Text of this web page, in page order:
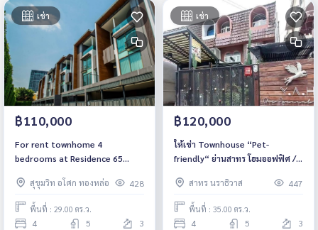
เช่า
฿110,000
For rent townhome 4
bedrooms at Residence 65
Fully furnished Ready to move
in Rental 110,000 THB./Month
สุขุมวิท อโศก ทองหล่อ 428
พื้นที่ : 29.00 ตร.ว.
4 5 3
เช่า
฿120,000
ให้เช่า Townhouse “Pet-
friendly“ ย่านสาทร โฮมออฟฟิศ /
4ห้องนอน 5ห้องน้ำ
สาทร นราธิวาส 447
พื้นที่ : 35.00 ตร.ว.
4 5 3